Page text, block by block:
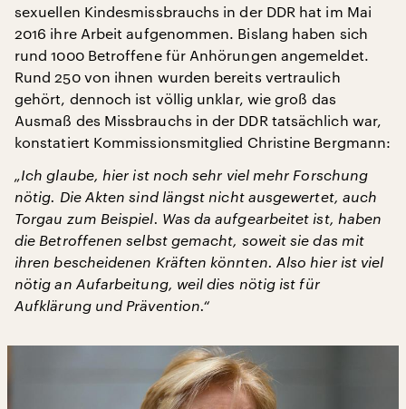
sexuellen Kindesmissbrauchs in der DDR hat im Mai
2016 ihre Arbeit aufgenommen. Bislang haben sich
rund 1000 Betroffene für Anhörungen angemeldet.
Rund 250 von ihnen wurden bereits vertraulich
gehört, dennoch ist völlig unklar, wie groß das
Ausmaß des Missbrauchs in der DDR tatsächlich war,
konstatiert Kommissionsmitglied Christine Bergmann:
„Ich glaube, hier ist noch sehr viel mehr Forschung
nötig. Die Akten sind längst nicht ausgewertet, auch
Torgau zum Beispiel. Was da aufgearbeitet ist, haben
die Betroffenen selbst gemacht, soweit sie das mit
ihren bescheidenen Kräften könnten. Also hier ist viel
nötig an Aufarbeitung, weil dies nötig ist für
Aufklärung und Prävention.“